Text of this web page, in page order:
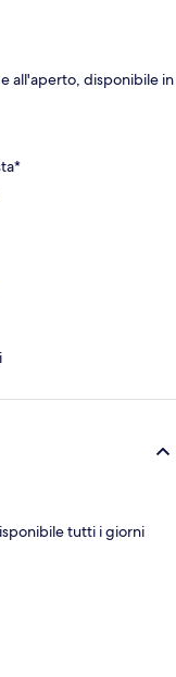
all'aperto, disponibile in
tutti i giorni